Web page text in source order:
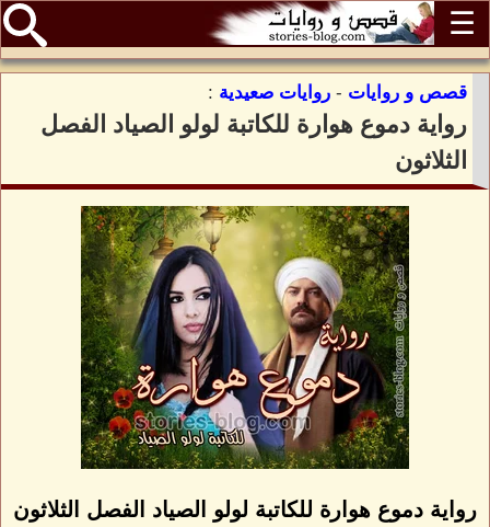
☰
قصص و روايات - روايات صعيدية :
رواية دموع هوارة للكاتبة لولو الصياد الفصل
الثلاثون
رواية دموع هوارة للكاتبة لولو الصياد الفصل الثلاثون